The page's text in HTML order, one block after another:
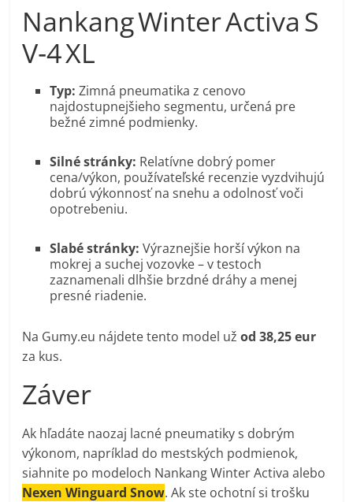
Nankang Winter Activa S
V‑4 XL
Typ: Zimná pneumatika z cenovo
najdostupnejšieho segmentu, určená pre
bežné zimné podmienky.
Silné stránky: Relatívne dobrý pomer
cena/výkon, používateľské recenzie vyzdvihujú
dobrú výkonnosť na snehu a odolnosť voči
opotrebeniu.
Slabé stránky: Výraznejšie horší výkon na
mokrej a suchej vozovke – v testoch
zaznamenali dlhšie brzdné dráhy a menej
presné riadenie.
Na Gumy.eu nájdete tento model užod 38,25 eur
za kus.
Záver
Ak hľadáte naozaj lacné pneumatiky s dobrým
výkonom, napríklad do mestských podmienok,
siahnite po modeloch Nankang Winter Activa alebo
Nexen Winguard Snow. Ak ste ochotní si trošku